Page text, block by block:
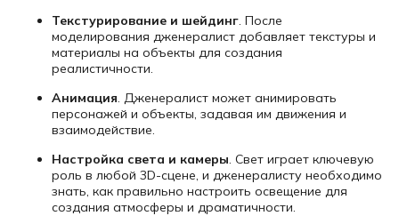
Текстурирование и шейдинг. После
моделирования дженералист добавляет текстуры и
материалы на объекты для создания
реалистичности.
Анимация. Дженералист может анимировать
персонажей и объекты, задавая им движения и
взаимодействие.
Настройка света и камеры. Свет играет ключевую
роль в любой 3D-сцене, и дженералисту необходимо
знать, как правильно настроить освещение для
создания атмосферы и драматичности.